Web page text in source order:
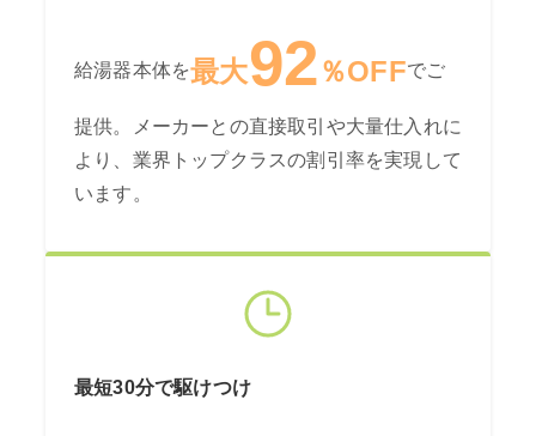
給湯器本体を最大92％OFFでご
提供。メーカーとの直接取引や大量仕入れに
より、業界トップクラスの割引率を実現して
います。
最短30分で駆けつけ